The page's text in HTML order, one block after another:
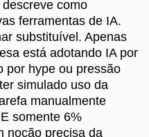
como
ferramentas de IA.
substituível. Apenas
está adotando IA por
por hype ou pressão
simulado uso da
manualmente
somente 6%
noção precisa da